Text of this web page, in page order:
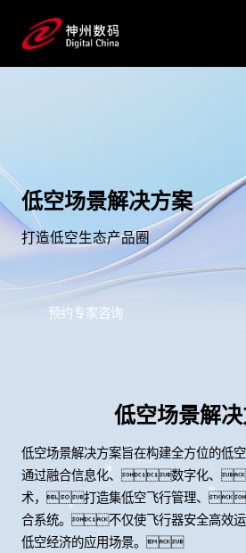
低空场景解决方案
打造低空生态产品圈
预约专家咨询
低空场景解
低空场景解决方案旨在构建全方位的
通过融合信息化、数字化、
术，打造集低空飞行管理、
合系统。不仅使飞行器安全高效
低空经济的应用场景。